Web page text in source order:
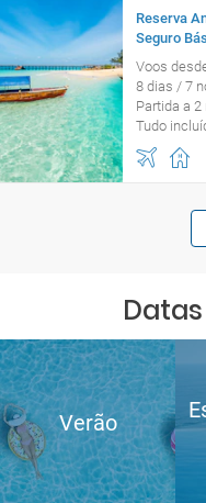
Reserva
Seguro
Voos
8 dias / 7
Partida a
Tudo
Verão